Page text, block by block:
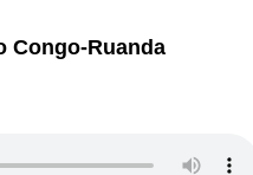
Congo-Ruanda